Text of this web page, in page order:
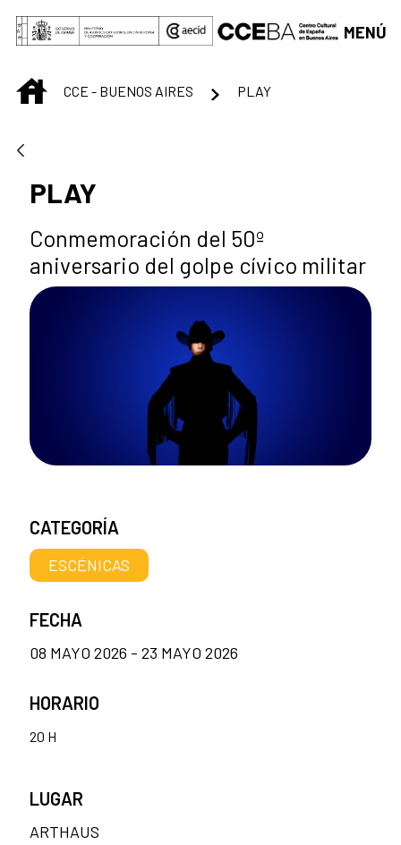
Saltar al contenido principal
MENÚ
INICIOCCE - BUENOS AIRES PLAY
PLAY
Conmemoración del 50º
aniversario del golpe cívico militar
CATEGORÍA
ESCÉNICAS
FECHA
08 MAYO 2026 - 23 MAYO 2026
HORARIO
20 H
LUGAR
ARTHAUS